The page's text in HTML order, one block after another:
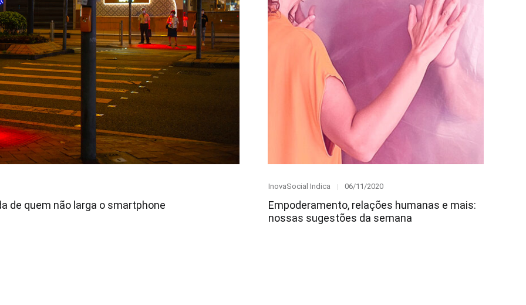
de quem não larga o smartphone
Category
InovaSocial Indica
Posted
06/11/2020
Empoderamento, relações humanas e mais:
nossas sugestões da semana